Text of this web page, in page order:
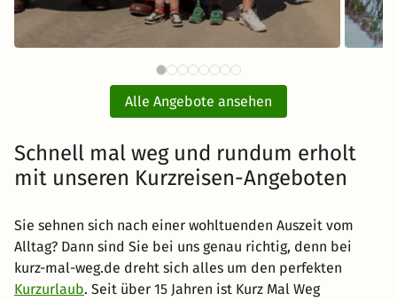
ab80 €
BELANTIS - Das AbenteuerReich
mit Hotel und Eintritt
inkl. Übernachtung und Frühstück
Zum Angebot
Alle Angebote ansehen
Schnell mal weg und rundum erholt
mit unseren Kurzreisen-Angeboten
Sie sehnen sich nach einer wohltuenden Auszeit vom
Alltag? Dann sind Sie bei uns genau richtig, denn bei
kurz-mal-weg.de dreht sich alles um den perfekten
Kurzurlaub. Seit über 15 Jahren ist Kurz Mal Weg